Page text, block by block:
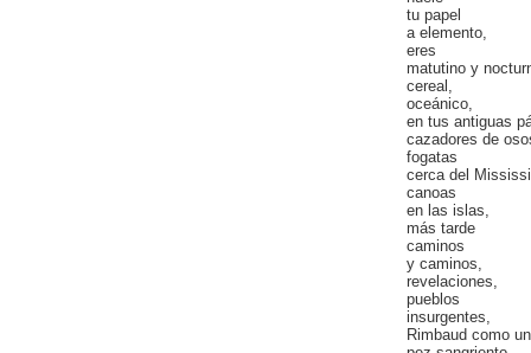
tu papel
a elemento,
eres
matutino y
cereal,
oceánico,
en tus antiguas
cazadores de
fogatas
cerca del
canoas
en las islas,
más tarde
caminos
y caminos,
revelaciones,
pueblos
insurgentes,
Rimbaud como